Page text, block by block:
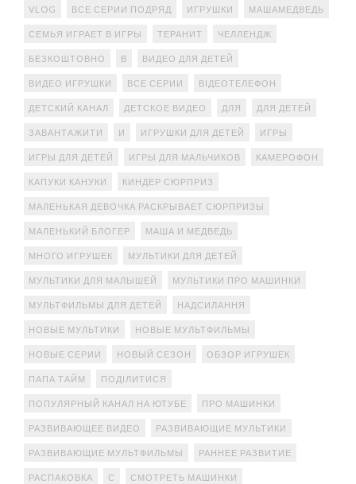
VLOG ВСЕ СЕРИИ ПОДРЯД ИГРУШКИ МАШАМЕДВЕДЬ
СЕМЬЯ ИГРАЕТ В ИГРЫ ТЕРАНИТ ЧЕЛЛЕНДЖ
БЕЗКОШТОВНО В ВИДЕО ДЛЯ ДЕТЕЙ
ВИДЕО ИГРУШКИ ВСЕ СЕРИИ ВІДЕОТЕЛЕФОН
ДЕТСКИЙ КАНАЛ ДЕТСКОЕ ВИДЕО ДЛЯ ДЛЯ ДЕТЕЙ
ЗАВАНТАЖИТИ И ИГРУШКИ ДЛЯ ДЕТЕЙ ИГРЫ
ИГРЫ ДЛЯ ДЕТЕЙ ИГРЫ ДЛЯ МАЛЬЧИКОВ КАМЕРОФОН
КАПУКИ КАНУКИ КИНДЕР СЮРПРИЗ
МАЛЕНЬКАЯ ДЕВОЧКА РАСКРЫВАЕТ СЮРПРИЗЫ
МАЛЕНЬКИЙ БЛОГЕР МАША И МЕДВЕДЬ
МНОГО ИГРУШЕК МУЛЬТИКИ ДЛЯ ДЕТЕЙ
МУЛЬТИКИ ДЛЯ МАЛЫШЕЙ МУЛЬТИКИ ПРО МАШИНКИ
МУЛЬТФИЛЬМЫ ДЛЯ ДЕТЕЙ НАДСИЛАННЯ
НОВЫЕ МУЛЬТИКИ НОВЫЕ МУЛЬТФИЛЬМЫ
НОВЫЕ СЕРИИ НОВЫЙ СЕЗОН ОБЗОР ИГРУШЕК
ПАПА ТАЙМ ПОДІЛИТИСЯ
ПОПУЛЯРНЫЙ КАНАЛ НА ЮТУБЕ ПРО МАШИНКИ
РАЗВИВАЮЩЕЕ ВИДЕО РАЗВИВАЮЩИЕ МУЛЬТИКИ
РАЗВИВАЮЩИЕ МУЛЬТФИЛЬМЫ РАННЕЕ РАЗВИТИЕ
РАСПАКОВКА С СМОТРЕТЬ МАШИНКИ